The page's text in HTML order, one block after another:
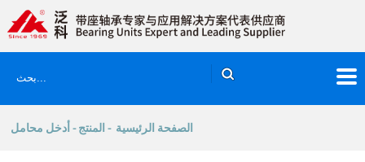
الصفحة الرئيسية - المنتج- أدخل محامل